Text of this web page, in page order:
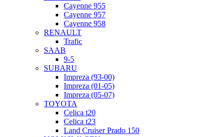
Cayenne 955
Cayenne 957
Cayenne 958
RENAULT
Trafic
SAAB
9-5
SUBARU
Impreza (93-00)
Impreza (01-05)
Impreza (05-07)
TOYOTA
Celica t20
Celica t23
Land Cruiser Prado 150